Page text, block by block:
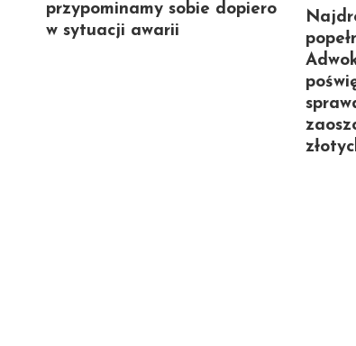
przypominamy sobie dopiero
w sytuacji awarii